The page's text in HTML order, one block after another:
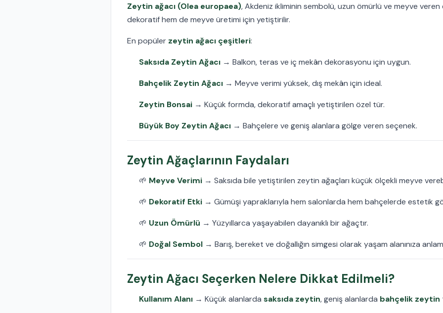
Zeytin ağacı (Olea europaea), Akdeniz ikliminin sembolü, uzun ömürlü ve meyve
dekoratif hem de meyve üretimi için yetiştirilir.
En popüler zeytin ağacı çeşitleri:
Saksıda Zeytin Ağacı → Balkon, teras ve iç mekân dekorasyonu için uygun.
Bahçelik Zeytin Ağacı → Meyve verimi yüksek, dış mekân için ideal.
Zeytin Bonsai → Küçük formda, dekoratif amaçlı yetiştirilen özel tür.
Büyük Boy Zeytin Ağacı → Bahçelere ve geniş alanlara gölge veren seçenek.
Zeytin Ağaçlarının Faydaları
🌱 Meyve Verimi → Saksıda bile yetiştirilen zeytin ağaçları küçük ölçekli meyve
🌱 Dekoratif Etki → Gümüşi yapraklarıyla hem salonlarda hem bahçelerde estetik
🌱 Uzun Ömürlü → Yüzyıllarca yaşayabilen dayanıklı bir ağaçtır.
🌱 Doğal Sembol → Barış, bereket ve doğallığın simgesi olarak yaşam alanınıza
Zeytin Ağacı Seçerken Nelere Dikkat Edilmeli?
Kullanım Alanı → Küçük alanlarda saksıda zeytin, geniş alanlarda bahçelik zeytin